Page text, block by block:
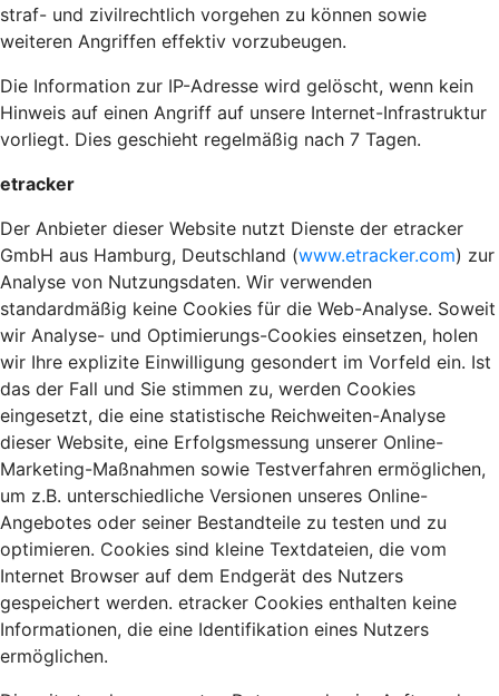
straf- und zivilrechtlich vorgehen zu können sowie
weiteren Angriffen effektiv vorzubeugen.
Die Information zur IP-Adresse wird gelöscht, wenn kein
Hinweis auf einen Angriff auf unsere Internet-Infrastruktur
vorliegt. Dies geschieht regelmäßig nach 7 Tagen.
etracker
Der Anbieter dieser Website nutzt Dienste der etracker
GmbH aus Hamburg, Deutschland (www.etracker.com) zur
Analyse von Nutzungsdaten. Wir verwenden
standardmäßig keine Cookies für die Web-Analyse. Soweit
wir Analyse- und Optimierungs-Cookies einsetzen, holen
wir Ihre explizite Einwilligung gesondert im Vorfeld ein. Ist
das der Fall und Sie stimmen zu, werden Cookies
eingesetzt, die eine statistische Reichweiten-Analyse
dieser Website, eine Erfolgsmessung unserer Online-
Marketing-Maßnahmen sowie Testverfahren ermöglichen,
um z.B. unterschiedliche Versionen unseres Online-
Angebotes oder seiner Bestandteile zu testen und zu
optimieren. Cookies sind kleine Textdateien, die vom
Internet Browser auf dem Endgerät des Nutzers
gespeichert werden. etracker Cookies enthalten keine
Informationen, die eine Identifikation eines Nutzers
ermöglichen.